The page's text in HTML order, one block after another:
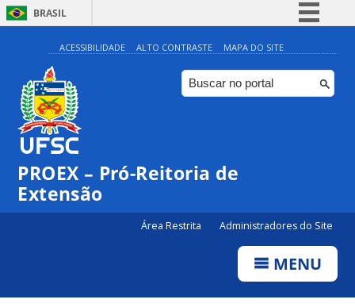
BRASIL
Simplifique!
Comunica BR
Participe
Canais
ACESSIBILIDADE ALTO CONTRASTE MAPA DO SITE
PROEX – Pró-Reitoria de
Extensão
Área Restrita Administradores do Site
MENU